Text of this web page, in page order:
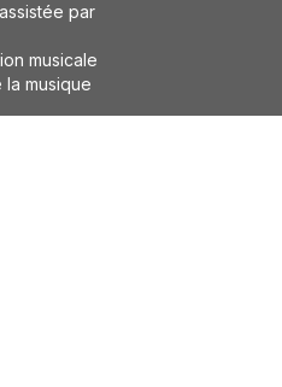
par
musicale
musique